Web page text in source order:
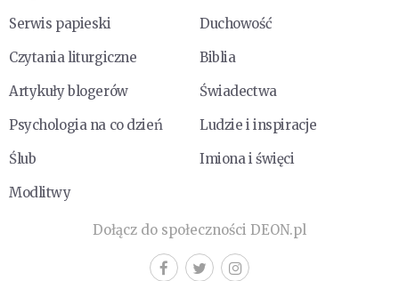
Serwis papieski
Duchowość
Czytania liturgiczne
Biblia
Artykuły blogerów
Świadectwa
Psychologia na co dzień
Ludzie i inspiracje
Ślub
Imiona i święci
Modlitwy
Dołącz do społeczności DEON.pl